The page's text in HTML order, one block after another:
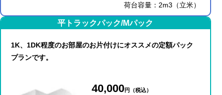
荷台容量：2m3（立米）
平トラックパック/Mパック
1K、1DK程度のお部屋のお片付けにオススメの定額パック
プランです。
40,000円 （税込）